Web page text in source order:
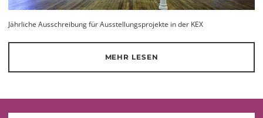
Jährliche Ausschreibung für Ausstellungsprojekte in der KEX
MEHR LESEN